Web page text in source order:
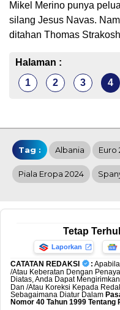
Mikel Merino punya
silang Jesus Navas.
ditahan Thomas
Halaman :
1
2 3 4
Tag : Albania Euro
Piala Eropa 2024
Tetap
Laporkan
CATATAN REDAKSI :
/Atau Keberatan Dengan
Diatas, Anda Dapat
Dan /Atau Koreksi Kepada
Sebagaimana Diatur Dalam
Nomor 40 Tahun 1999 Tentang